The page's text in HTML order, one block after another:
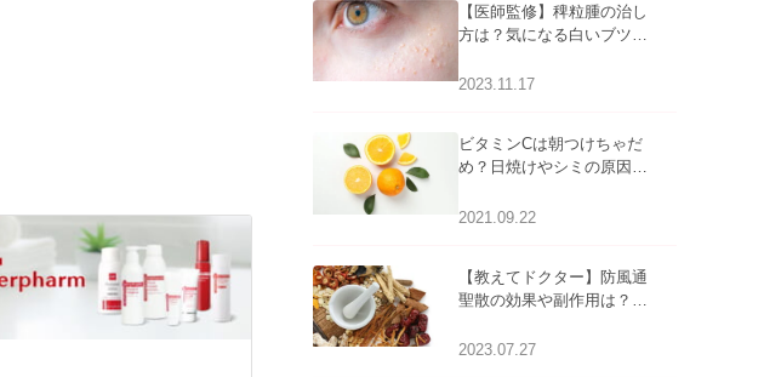
【医師監修】稗粒腫の治し
方は？気になる白いブツブ
アについて
2023.11.17
ビタミンCは朝つけちゃだ
め？日焼けやシミの原因に
2021.09.22
【教えてドクター】防風通
聖散の効果や副作用は？長
2023.07.27